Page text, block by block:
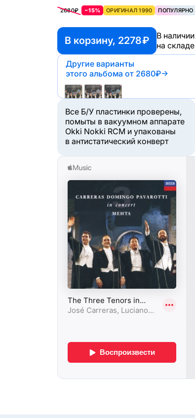
2680₽ −15% ОРИГИНАЛ 1990 ПОПУЛЯРНО
В корзину, 2278 ₽
В наличии
на складе
Другие варианты
этого альбома от 2680₽→
Все Б/У пластинки проверены,
помыты в вакуумном аппарате
Okki Nokki RCM и упакованы
в антистатический конверт